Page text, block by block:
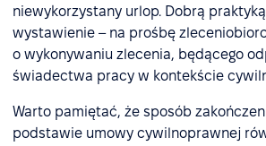
niewykorzystany urlop. Dobrą
wystawienie – na prośbę
o wykonywaniu zlecenia, będącego
świadectwa pracy w kontekście
Warto pamiętać, że sposób
podstawie umowy cywilnoprawnej